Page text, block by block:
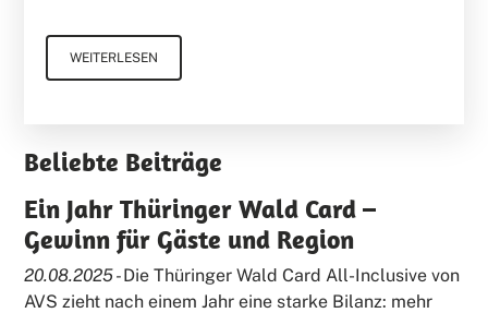
WEITERLESEN
Beliebte Beiträge
Ein Jahr Thüringer Wald Card –
Gewinn für Gäste und Region
20.08.2025 -Die Thüringer Wald Card All-Inclusive von
AVS zieht nach einem Jahr eine starke Bilanz: mehr